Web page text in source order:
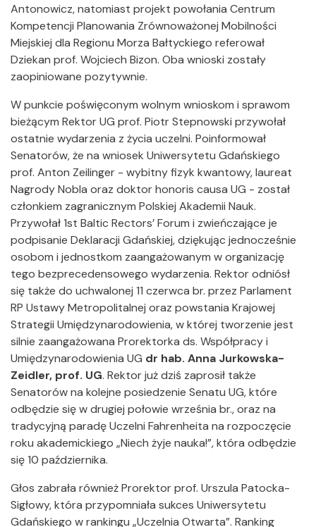
Antonowicz, natomiast projekt powołania Centrum
Kompetencji Planowania Zrównoważonej Mobilności
Miejskiej dla Regionu Morza Bałtyckiego referował
Dziekan prof. Wojciech Bizon. Oba wnioski zostały
zaopiniowane pozytywnie.
W punkcie poświęconym wolnym wnioskom i sprawom
bieżącym Rektor UG prof. Piotr Stepnowski przywołał
ostatnie wydarzenia z życia uczelni. Poinformował
Senatorów, że na wniosek Uniwersytetu Gdańskiego
prof. Anton Zeilinger - wybitny fizyk kwantowy, laureat
Nagrody Nobla oraz doktor honoris causa UG - został
członkiem zagranicznym Polskiej Akademii Nauk.
Przywołał 1st Baltic Rectors’ Forum i zwieńczające je
podpisanie Deklaracji Gdańskiej, dziękując jednocześnie
osobom i jednostkom zaangażowanym w organizację
tego bezprecedensowego wydarzenia. Rektor odniósł
się także do uchwalonej 11 czerwca br. przez Parlament
RP Ustawy Metropolitalnej oraz powstania Krajowej
Strategii Umiędzynarodowienia, w której tworzenie jest
silnie zaangażowana Prorektorka ds. Współpracy i
Umiędzynarodowienia UG dr hab. Anna Jurkowska-
Zeidler, prof. UG. Rektor już dziś zaprosił także
Senatorów na kolejne posiedzenie Senatu UG, które
odbędzie się w drugiej połowie września br., oraz na
tradycyjną paradę Uczelni Fahrenheita na rozpoczęcie
roku akademickiego „Niech żyje nauka!”, która odbędzie
się 10 października.
Głos zabrała również Prorektor prof. Urszula Patocka-
Sigłowy, która przypomniała sukces Uniwersytetu
Gdańskiego w rankingu „Uczelnia Otwarta”. Ranking